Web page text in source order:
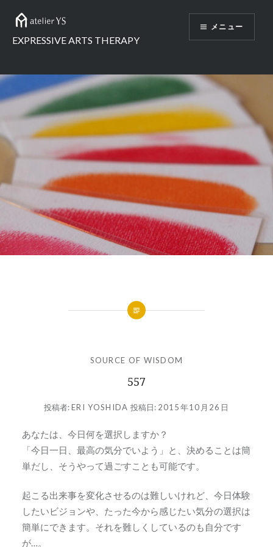
へ
ス
プ
EXPRESSIVE ARTS THERAPY
メニュー
SOURCE OF WISDOM
557
投稿者:ERI YOSHIDA 投稿日: 2015年10月26日
あなたは、今日何を選択しますか？
「今日一日、最高の気分でいよう」と、決めることは簡
単だし、そうやって過ごすことも可能です。
起こる出来事を変化させるのは難しいけれど、今日体験
したいビジョンや、たった今から感じたい気分の選択は
簡単にできます。それを難しくしているのも自分です
が…。